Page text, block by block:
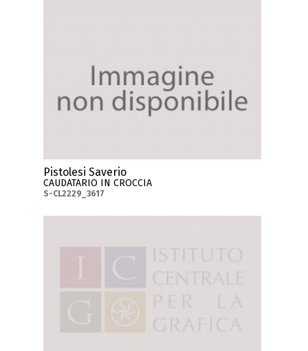
Pistolesi Saverio
CAUDATARIO IN CROCCIA
S-CL2229_3617